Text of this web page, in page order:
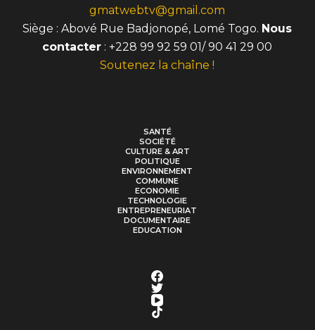
gmatwebtv@gmail.com
Siège : Abové Rue Badjonopé, Lomé Togo. Nous
contacter : +228 99 92 59 01/ 90 41 29 00
Soutenez la chaîne !
SANTÉ
SOCIÉTÉ
CULTURE & ART
POLITIQUE
ENVIRONNEMENT
COMMUNE
ECONOMIE
TECHNOLOGIE
ENTREPRENEURIAT
DOCUMENTAIRE
EDUCATION